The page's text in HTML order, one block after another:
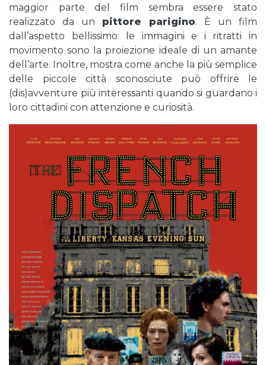
maggior parte del film sembra essere stato
realizzato da un pittore parigino. È un film
dall’aspetto bellissimo: le immagini e i ritratti in
movimento sono la proiezione ideale di un amante
dell’arte. Inoltre, mostra come anche la più semplice
delle piccole città sconosciute può offrire le
(dis)avventure più interessanti quando si guardano i
loro cittadini con attenzione e curiosità.